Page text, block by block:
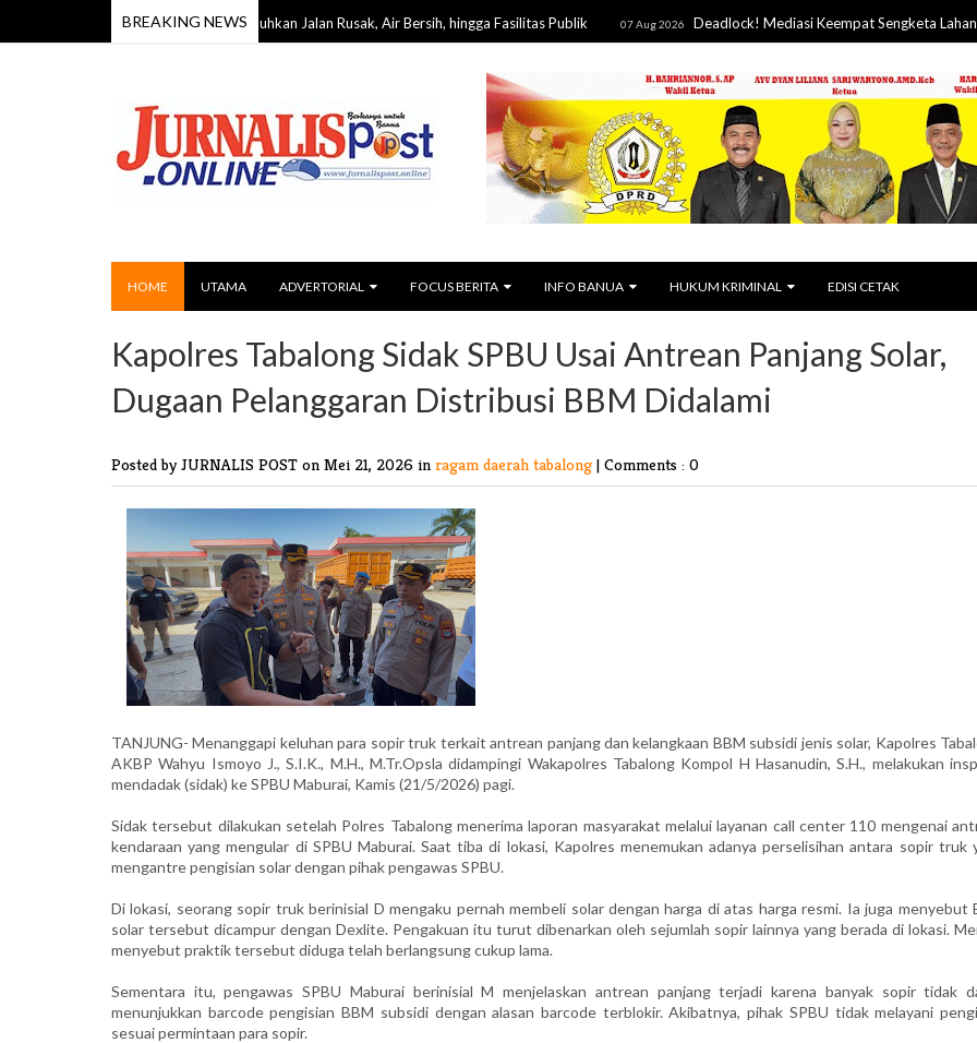
BREAKING NEWS
Timur Dapil III, Warga Keluhkan Jalan Rusak, Air Bersih, hingga Fasilitas Publik 07 Aug 2026 Deadlock! Mediasi Keempat Sengketa Lahan Yupelis-
HOME UTAMA ADVERTORIAL FOCUS BERITA INFO BANUA HUKUM KRIMINAL EDISI CETAK
Kapolres Tabalong Sidak SPBU Usai Antrean Panjang Solar,
Dugaan Pelanggaran Distribusi BBM Didalami
Posted by JURNALIS POST on Mei 21, 2026 in ragam daerah tabalong | Comments : 0
TANJUNG- Menanggapi keluhan para sopir truk terkait antrean panjang dan kelangkaan BBM subsidi jenis solar, Kapolres
AKBP Wahyu Ismoyo J., S.I.K., M.H., M.Tr.Opsla didampingi Wakapolres Tabalong Kompol H Hasanudin, S.H., melakukan
mendadak (sidak) ke SPBU Maburai, Kamis (21/5/2026) pagi.
Sidak tersebut dilakukan setelah Polres Tabalong menerima laporan masyarakat melalui layanan call center 110 mengenai
kendaraan yang mengular di SPBU Maburai. Saat tiba di lokasi, Kapolres menemukan adanya perselisihan antara sopir truk
mengantre pengisian solar dengan pihak pengawas SPBU.
Di lokasi, seorang sopir truk berinisial D mengaku pernah membeli solar dengan harga di atas harga resmi. Ia juga menyebut
solar tersebut dicampur dengan Dexlite. Pengakuan itu turut dibenarkan oleh sejumlah sopir lainnya yang berada di lokasi.
menyebut praktik tersebut diduga telah berlangsung cukup lama.
Sementara itu, pengawas SPBU Maburai berinisial M menjelaskan antrean panjang terjadi karena banyak sopir tidak
menunjukkan barcode pengisian BBM subsidi dengan alasan barcode terblokir. Akibatnya, pihak SPBU tidak melayani
sesuai permintaan para sopir.